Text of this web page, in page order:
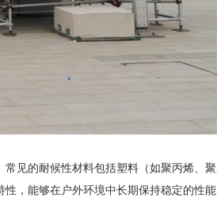
见的耐候性材料包括塑料（如聚丙烯、
，能够在户外环境中长期保持稳定的性能